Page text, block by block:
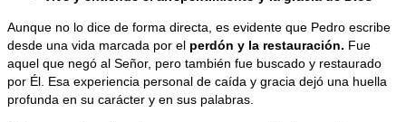
Aunque no lo dice de forma directa, es evidente que Pedro escribe
desde una vida marcada por el perdón y la restauración. Fue
aquel que negó al Señor, pero también fue buscado y restaurado
por Él. Esa experiencia personal de caída y gracia dejó una huella
profunda en su carácter y en sus palabras.